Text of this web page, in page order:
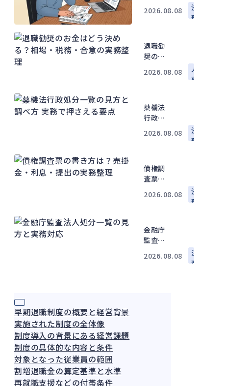
何を確
か
2026.08.08
法
務
退職勧
奨のお
う決め
務・合
意の実
2026.08.08
人
事
薬機法
行政処
の見方
で押さ
える要
2026.08.08
法
務
債権調
査票の
は？売
提出の
実務整
2026.08.08
法
務
金融庁
監査法
一覧の
2026.08.08
法
務
早期退職制度の概要と経営背景
実施された制度の全体像
制度導入の背景にある経営課題
制度の具体的な内容と条件
対象となった従業員の範囲
割増退職金の算定基準と水準
再就職支援などの付帯条件